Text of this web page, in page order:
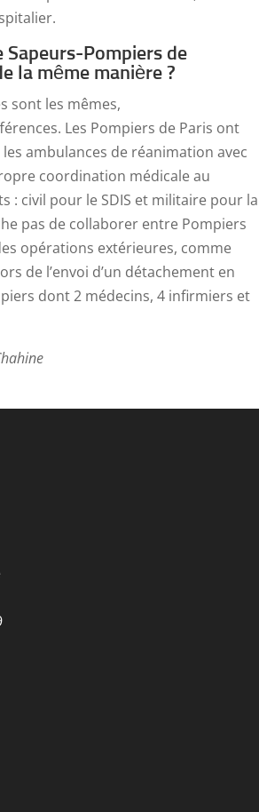
Sapeurs-Pompiers de
la même manière ?
sont les mêmes,
Les Pompiers de Paris ont
ambulances de réanimation avec
coordination médicale au
: civil pour le SDIS et militaire pour la
pas de collaborer entre Pompiers
opérations extérieures, comme
de l’envoi d’un détachement en
dont 2 médecins, 4 infirmiers et